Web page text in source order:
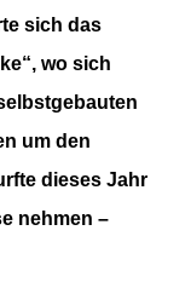
sich das
wo sich
um den
dieses Jahr
nehmen –